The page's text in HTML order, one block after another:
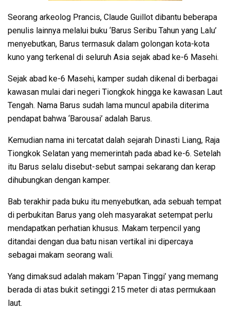
Seorang arkeolog Prancis, Claude Guillot dibantu beberapa
penulis lainnya melalui buku ‘Barus Seribu Tahun yang Lalu’
menyebutkan, Barus termasuk dalam golongan kota-kota
kuno yang terkenal di seluruh Asia sejak abad ke-6 Masehi.
Sejak abad ke-6 Masehi, kamper sudah dikenal di berbagai
kawasan mulai dari negeri Tiongkok hingga ke kawasan Laut
Tengah. Nama Barus sudah lama muncul apabila diterima
pendapat bahwa ‘Barousai’ adalah Barus.
Kemudian nama ini tercatat dalah sejarah Dinasti Liang, Raja
Tiongkok Selatan yang memerintah pada abad ke-6. Setelah
itu Barus selalu disebut-sebut sampai sekarang dan kerap
dihubungkan dengan kamper.
Bab terakhir pada buku itu menyebutkan, ada sebuah tempat
di perbukitan Barus yang oleh masyarakat setempat perlu
mendapatkan perhatian khusus. Makam terpencil yang
ditandai dengan dua batu nisan vertikal ini dipercaya
sebagai makam seorang wali.
Yang dimaksud adalah makam ‘Papan Tinggi’ yang memang
berada di atas bukit setinggi 215 meter di atas permukaan
laut.